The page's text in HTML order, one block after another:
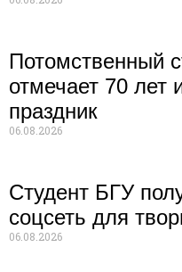
Потомственный
отмечает 70 лет
праздник
06.08.2026
Студент БГУ
соцсеть для
06.08.2026